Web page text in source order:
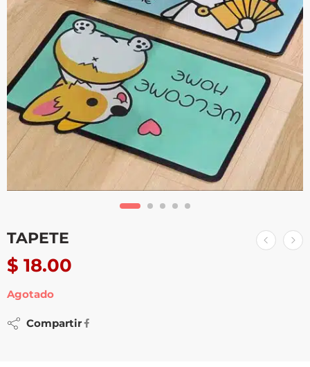
TAPETE
$ 18.00
Agotado
Compartir